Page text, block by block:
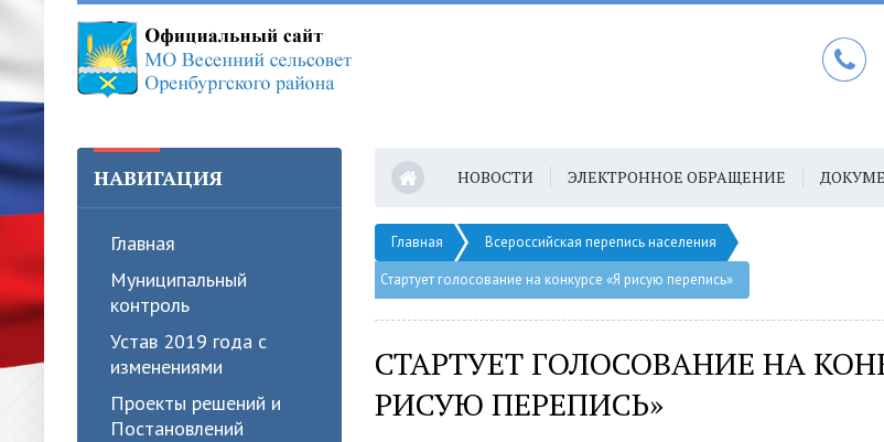
НАВИГАЦИЯ
Главная
Муниципальный
контроль
Устав 2019 года с
изменениями
Проекты решений и
Постановлений
НОВОСТИ ЭЛЕКТРОННОЕ ОБРАЩЕНИЕ
Главная
Всероссийская перепись населения
Стартует голосование на конкурсе «Я рисую перепись»
СТАРТУЕТ ГОЛОСОВАНИЕ НА
РИСУЮ ПЕРЕПИСЬ»